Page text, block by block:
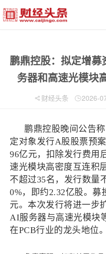
鹏鼎控股：拟定增
务器和高速光模块
财经头条 2026-
鹏鼎控股晚间公告
定对象发行A股股票预
96亿元，扣除发行费用
速光模块高密度互连积
不超过35名，发行数量
0%，即约2.32亿股。募
元。本次发行将进一步
AI服务器与高速光模块
在PCB行业的龙头地位。